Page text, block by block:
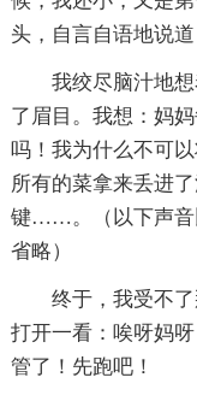
头，自言自语地说
我绞尽脑汁地
了眉目。我想：妈
吗！我为什么不可
所有的菜拿来丢进
键……。（以下声音
省略）
终于，我受不
打开一看：唉呀妈
管了！先跑吧！